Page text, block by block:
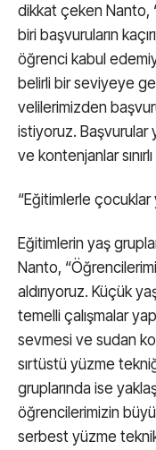
dikkat çeken Nanto,
biri başvuruların
öğrenci kabul
belirli bir seviyeye
velilerimizden
istiyoruz. Başvurular
ve kontenjanlar
“Eğitimlerle
Eğitimlerin yaş
Nanto,
aldırıyoruz. Küçük
temelli çalışmalar
sevmesi ve sudan
sırtüstü yüzme
gruplarında ise
öğrencilerimizin
serbest yüzme